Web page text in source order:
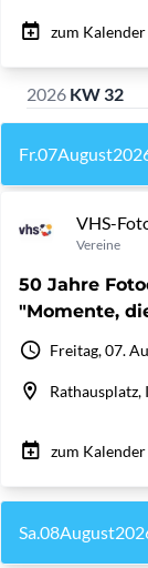
zum
2026 KW 32
Fr.07August
VHS-
Vereine
50 Jahre
"Momente,
Freitag, 07.
zum
Sa.08August